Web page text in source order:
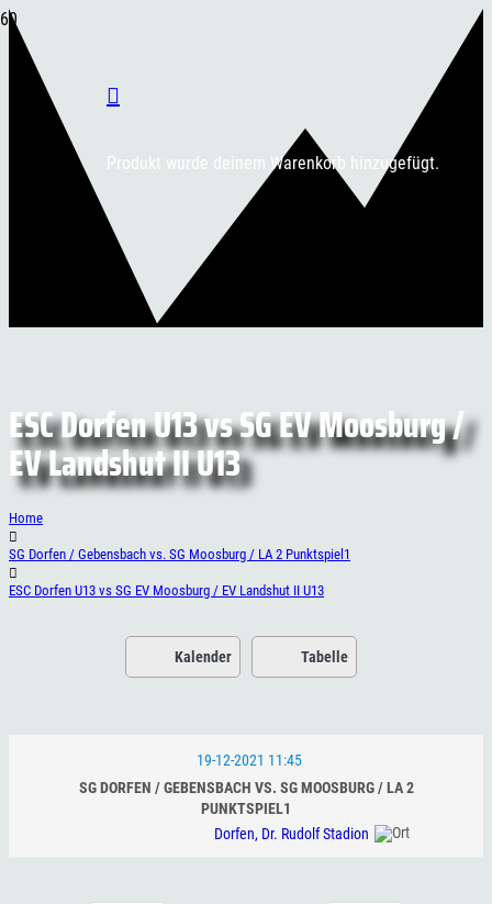
Produkt wurde deinem Warenkorb hinzugefügt.
ESC Dorfen U13 vs SG EV Moosburg /
EV Landshut II U13
Home
SG Dorfen / Gebensbach vs. SG Moosburg / LA 2 Punktspiel1
ESC Dorfen U13 vs SG EV Moosburg / EV Landshut II U13
Kalender Tabelle
19-12-2021 11:45
SG DORFEN / GEBENSBACH VS. SG MOOSBURG / LA 2
PUNKTSPIEL1
Dorfen, Dr. Rudolf Stadion